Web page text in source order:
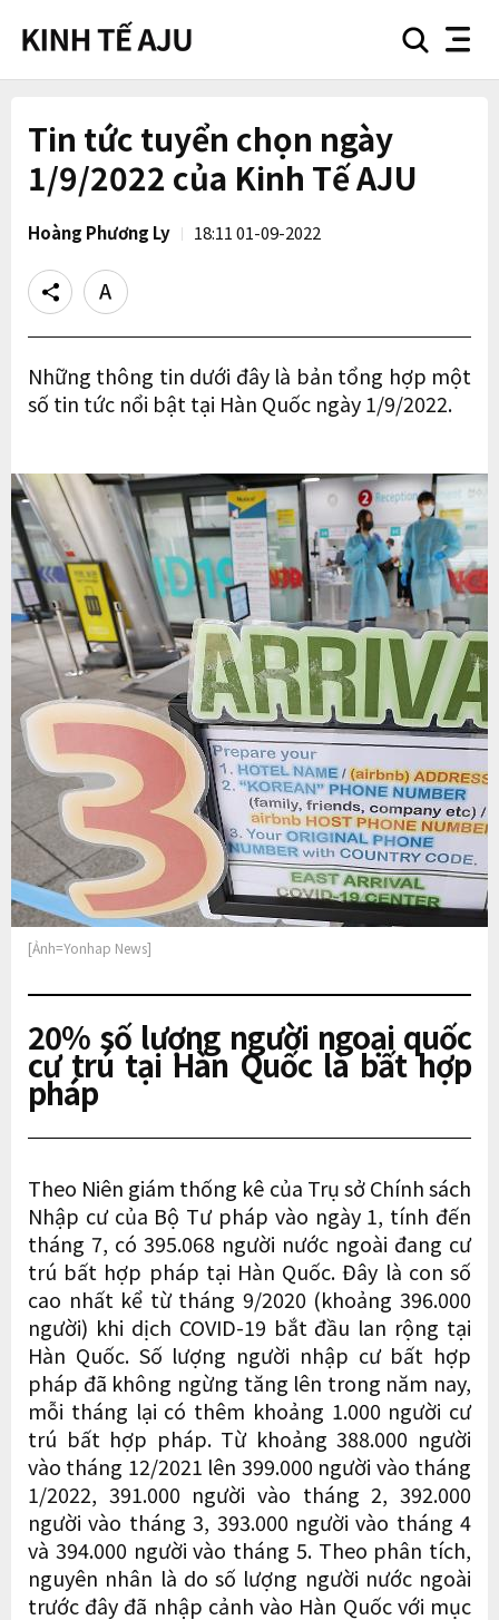
searchnav
Tin tức tuyển chọn ngày
1/9/2022 của Kinh Tế AJU
Hoàng Phương Ly 18:11 01-09-2022
Share
Text
size
Những thông tin dưới đây là bản tổng hợp một
số tin tức nổi bật tại Hàn Quốc ngày 1/9/2022.
[Ảnh=Yonhap News]
20% số lượng người ngoại quốc
cư trú tại Hàn Quốc là bất hợp
pháp
Theo Niên giám thống kê của Trụ sở Chính sách
Nhập cư của Bộ Tư pháp vào ngày 1, tính đến
tháng 7, có 395.068 người nước ngoài đang cư
trú bất hợp pháp tại Hàn Quốc. Đây là con số
cao nhất kể từ tháng 9/2020 (khoảng 396.000
người) khi dịch COVID-19 bắt đầu lan rộng tại
Hàn Quốc. Số lượng người nhập cư bất hợp
pháp đã không ngừng tăng lên trong năm nay,
mỗi tháng lại có thêm khoảng 1.000 người cư
trú bất hợp pháp. Từ khoảng 388.000 người
vào tháng 12/2021 lên 399.000 người vào tháng
1/2022, 391.000 người vào tháng 2, 392.000
người vào tháng 3, 393.000 người vào tháng 4
và 394.000 người vào tháng 5. Theo phân tích,
nguyên nhân là do số lượng người nước ngoài
trước đây đã nhập cảnh vào Hàn Quốc với mục